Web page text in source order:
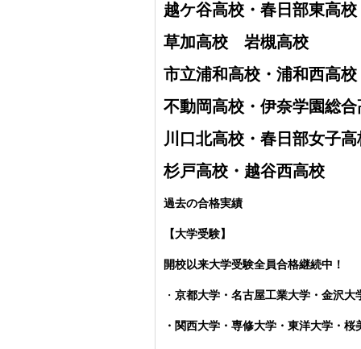
越ケ谷高校・ 春日部東高校
草加高校 岩槻高校
市立浦和高校・浦和西高校
不動岡高校・伊奈学園総合
川口北高校・春日部女子高
杉戸高校・越谷西高校
過去の合格実績
【大学受験】
開校以来大学受験全員合格継続中！
・ 京都大学・名古屋工業大学・金沢
・関西大学・専修大学・東洋大学・